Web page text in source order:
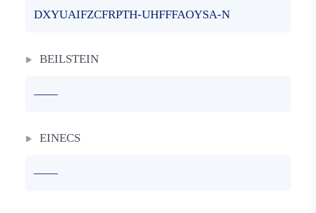
DXYUAIFZCFRPTH-UHFFFAOYSA-N
BEILSTEIN
——
EINECS
——